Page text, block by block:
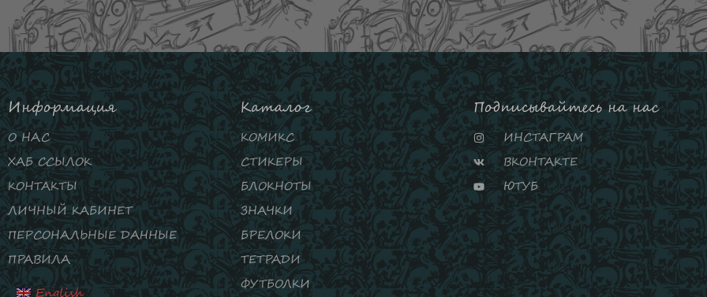
Информация
О НАС
ХАБ ССЫЛОК
КОНТАКТЫ
ЛИЧНЫЙ КАБИНЕТ
ПЕРСОНАЛЬНЫЕ ДАННЫЕ
ПРАВИЛА
English
Каталог
КОМИКС
СТИКЕРЫ
БЛОКНОТЫ
ЗНАЧКИ
БРЕЛОКИ
ТЕТРАДИ
ФУТБОЛКИ
Подписывайтесь на нас
ИНСТАГРАМ
ВКОНТАКТЕ
ЮТУБ